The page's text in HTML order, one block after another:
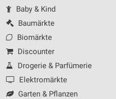
Baby & Kind
Baumärkte
Biomärkte
Discounter
Drogerie & Parfümerie
Elektromärkte
Garten & Pflanzen